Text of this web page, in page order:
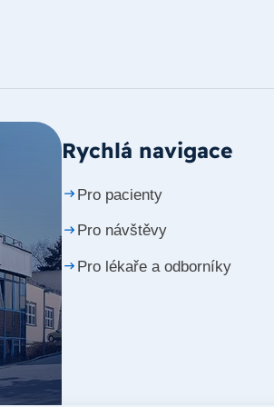
Rychlá navigace
Pro pacienty
Pro návštěvy
Pro lékaře a odborníky